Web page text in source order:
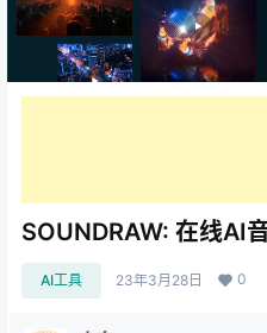
SOUNDRAW: 在线AI
AI工具 23年3月28日 0